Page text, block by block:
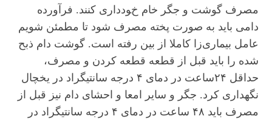
مصرف گوشت و جگر خام خودداری کنند. فرآورده
دامی باید به صورت پخته مصرف شود تا مطمئن شویم
عامل بیماری‌زا کاملا از بین رفته است. گوشت دام ذبح
شده را باید قبل از قطعه قطعه کردن و مصرف،
حداقل ۲۴ساعت در دمای ۴ درجه سانتیگراد در یخچال
نگهداری کرد. جگر و سایر امعا و احشای دام نیز قبل از
مصرف باید ۴۸ ساعت در دمای ۴ درجه سانتیگراد در